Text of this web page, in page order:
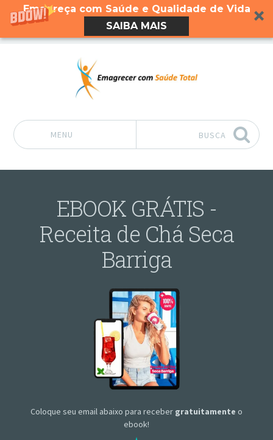
Emagreça com Saúde e Qualidade de Vida
SAIBA MAIS
MENU BUSCA
EBOOK GRÁTIS -
Receita de Chá Seca
Barriga
Coloque seu email abaixo para receber gratuitamente o
ebook!